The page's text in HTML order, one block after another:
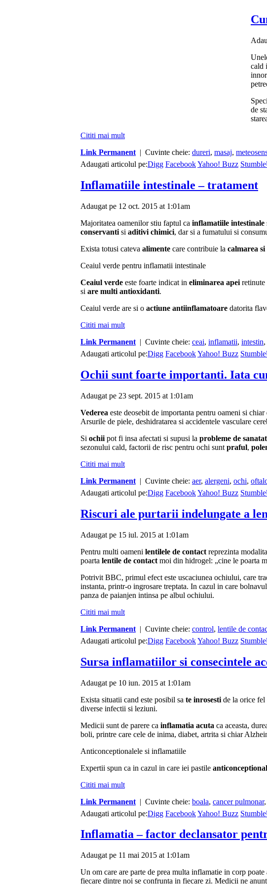
cald
de
Cititi mai mult
Link Permanent | Cuvinte cheie: dureri, masaj,
Adaugati articolul pe:Digg FacebookYahoo! Buzz
Inflamatiile intestinale – tratament
Adaugat pe 12 oct. 2015 at 1:01am
Majoritatea oamenilor stiu faptul ca inflamatiile intestinale
conservanti si aditivi chimici, dar si a fumatului si
Exista totusi cateva alimente care contribuie la calmarea
Ceaiul verde pentru inflamatii intestinale
Ceaiul verde este foarte indicat in eliminarea apei retinute
si are multi antioxidanti.
Ceaiul verde are si o actiune antiinflamatoare datorita
Cititi mai mult
Link Permanent | Cuvinte cheie: ceai, inflamatii, intestin,
Adaugati articolul pe:Digg FacebookYahoo! Buzz
Ochii sunt foarte importanti. Iata
Adaugat pe 23 sept. 2015 at 1:01am
Vederea este deosebit de importanta pentru oameni si
Arsurile de piele, deshidratarea si accidentele vasculare
Si ochii pot fi insa afectati si supusi la probleme de
sezonului cald, factorii de risc pentru ochi sunt praful,
Cititi mai mult
Link Permanent | Cuvinte cheie: aer, alergeni, ochi,
Adaugati articolul pe:Digg FacebookYahoo! Buzz
Riscuri ale purtarii indelungate a
Adaugat pe 15 iul. 2015 at 1:01am
Pentru multi oameni lentilele de contact reprezinta
poarta lentile de contact moi din hidrogel: „cine le poarta
Potrivit BBC, primul efect este uscaciunea ochiului, care
instanta, printr-o ingrosare treptata. In cazul in care
panza de paianjen intinsa pe albul ochiului.
Cititi mai mult
Link Permanent | Cuvinte cheie: control, lentile de
Adaugati articolul pe:Digg FacebookYahoo! Buzz
Sursa inflamatiilor si consecintele
Adaugat pe 10 iun. 2015 at 1:01am
Exista situatii cand este posibil sa te inrosesti de la orice fel
diverse infectii si leziuni.
Medicii sunt de parere ca inflamatia acuta ca aceasta,
boli, printre care cele de inima, diabet, artrita si chiar
Anticonceptionalele si inflamatiile
Expertii spun ca in cazul in care iei pastile
Cititi mai mult
Link Permanent | Cuvinte cheie: boala, cancer pulmonar,
Adaugati articolul pe:Digg FacebookYahoo! Buzz
Inflamatia – factor declansator
Adaugat pe 11 mai 2015 at 1:01am
Un om care are parte de prea multa inflamatie in corp
fiecare dintre noi se confrunta in fiecare zi. Medicii ne